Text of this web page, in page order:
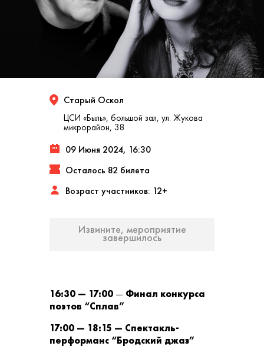
Старый Оскол
ЦСИ «Быль», большой зал, ул. Жукова
микрорайон, 38
09 Июня 2024, 16:30
Осталось 82 билета
Возраст участников: 12+
Извините, мероприятие
завершилось
16:30 — 17:00 — Финал конкурса
поэтов “Сплав”
17:00 — 18:15 — Спектакль-
перформанс “Бродский джаз”